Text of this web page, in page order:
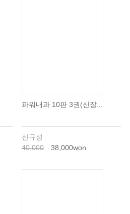
파워내과 10판 3권(신장...
신규성
40,000
38,000won